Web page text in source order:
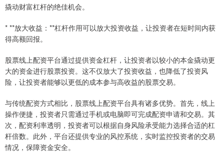
撬动财富杠杆的绝佳机会。
* **放大收益：**杠杆作用可以放大投资收益，让投资者在短时间内获
得高额回报。
股票线上配资平台通过提供资金杠杆，让投资者以较小的本金撬动更
大的资金进行股票投资。这不仅放大了投资收益，也降低了投资风
险，让投资者能够以更低的成本参与高收益的股票交易。
与传统配资方式相比，股票线上配资平台具有诸多优势。首先，线上
操作便捷，投资者只需通过手机或电脑即可完成配资申请和交易。其
次，配资利率透明，投资者可以根据自身风险承受能力选择合适的杠
杆倍数。此外，平台还提供专业的风控系统，实时监控投资者的交易
情况，保障资金安全。